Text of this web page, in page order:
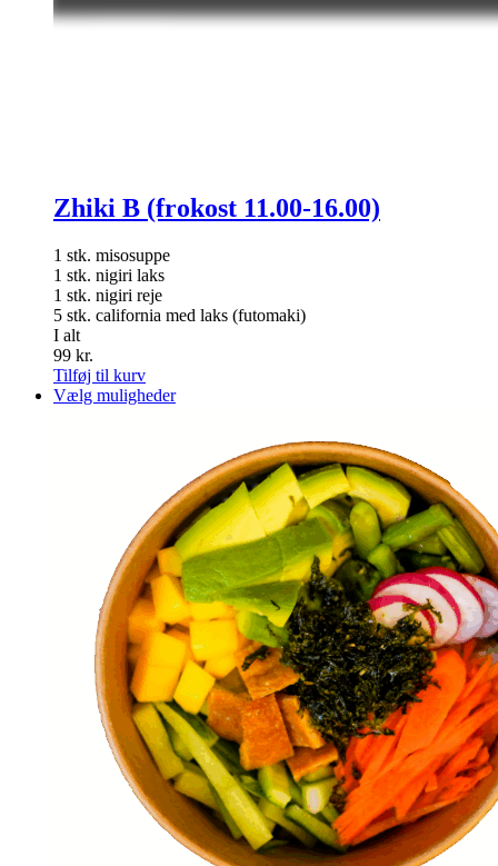
Zhiki B (frokost 11.00-16.00)
1 stk. misosuppe
1 stk. nigiri laks
1 stk. nigiri reje
5 stk. california med laks (futomaki)
I alt
99 kr.
Tilføj til kurv
Vælg mulighederDette
varianter.
Mulighederne
kan
vælges
på
varesiden